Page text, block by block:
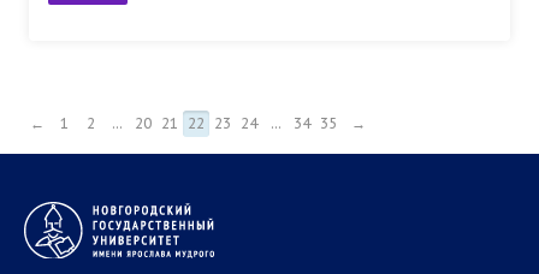
← 1 2 ... 20 21 22 23 24 ... 34 35 →